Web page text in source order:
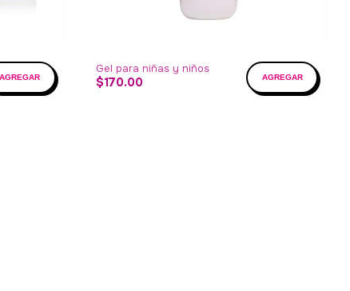
Gel para niñas y niños
$170.00